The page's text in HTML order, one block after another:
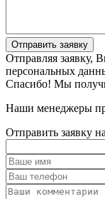
Отправить заявку
Отправляя заявку,
персональных
Спасибо! Мы
Наши менеджеры
Отправить заявку